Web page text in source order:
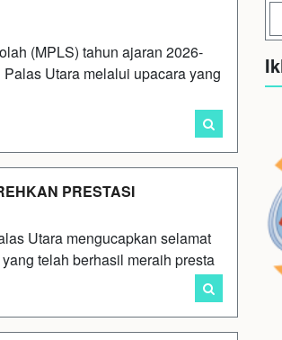
(MPLS) tahun ajaran 2026-
Utara melalui upacara yang
PRESTASI
Utara mengucapkan selamat
telah berhasil meraih presta